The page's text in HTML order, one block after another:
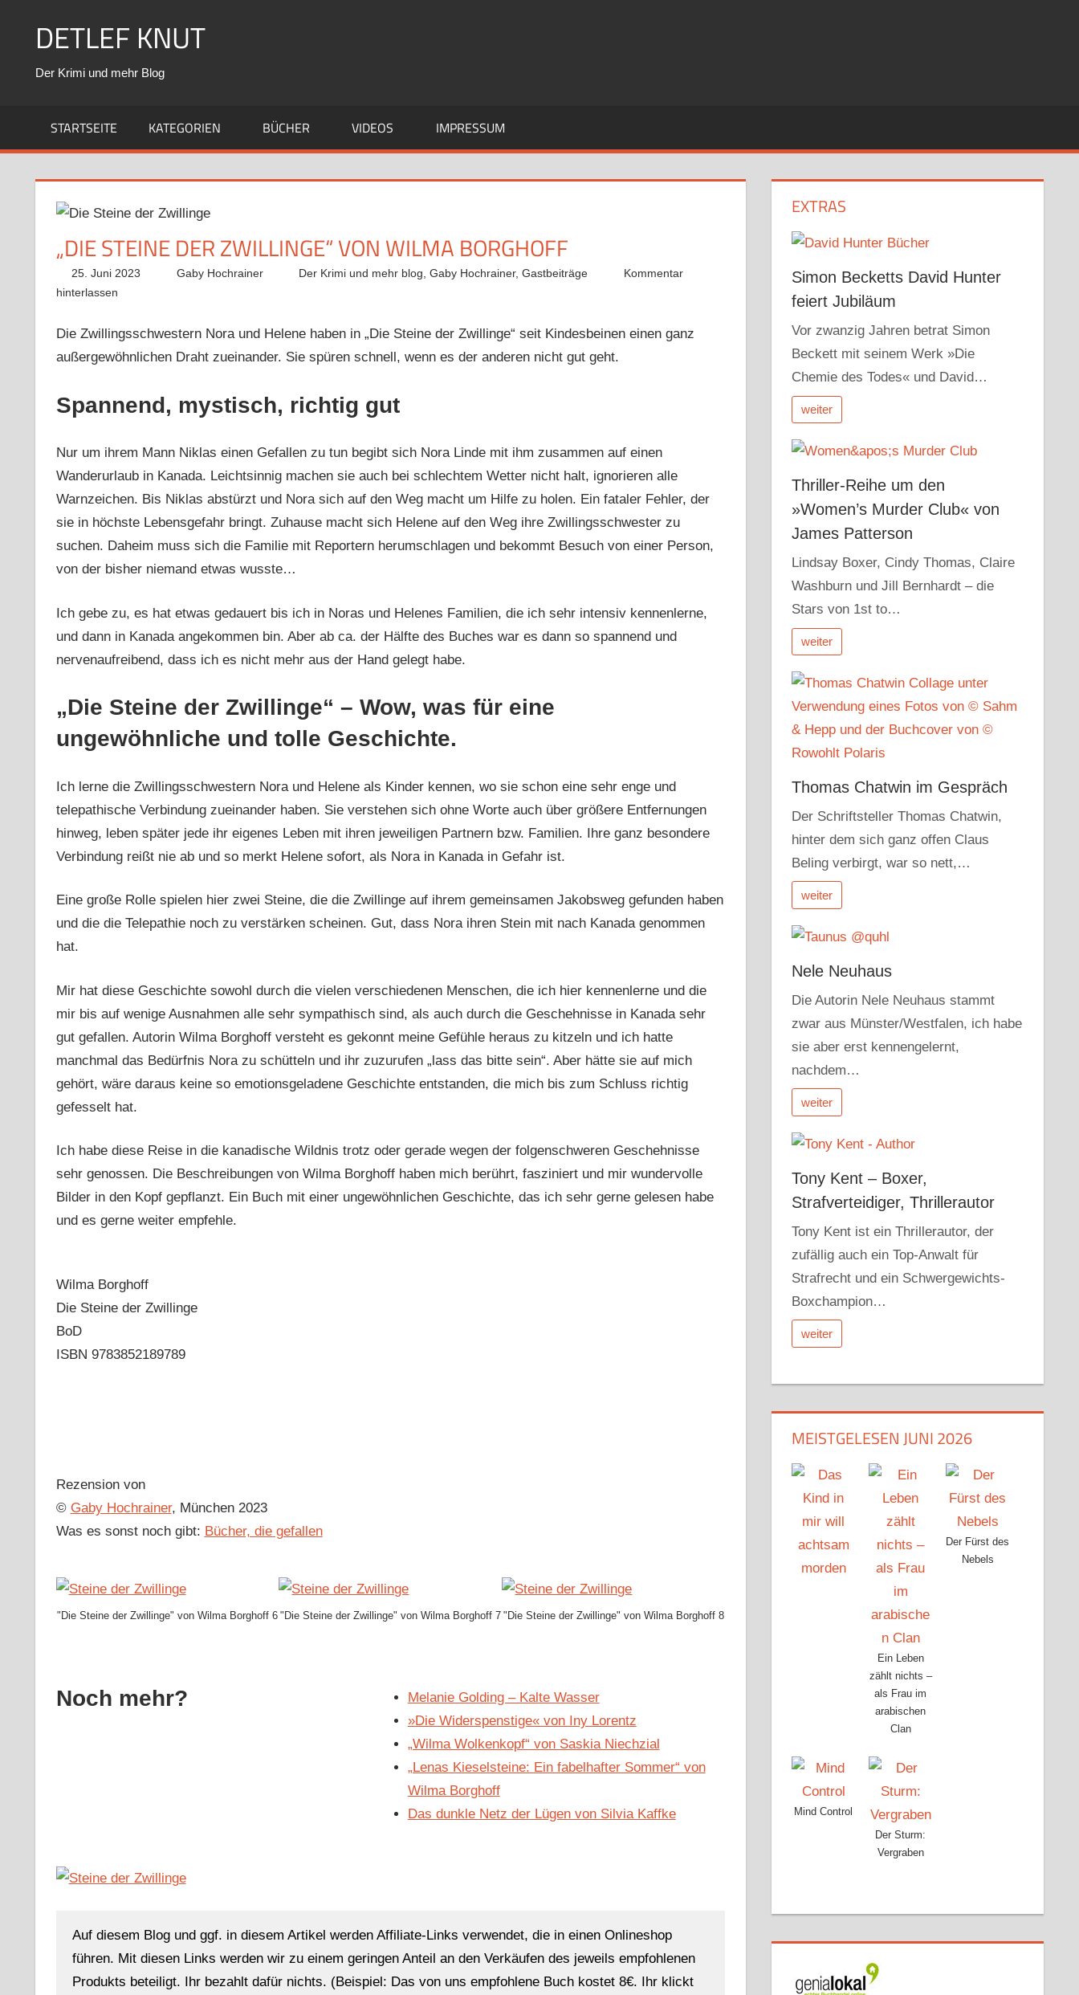
DETLEF KNUT
Der Krimi und mehr Blog
STARTSEITE KATEGORIEN BÜCHER VIDEOS IMPRESSUM
„DIE STEINE DER ZWILLINGE“ VON WILMA BORGHOFF
25. Juni 2023 Gaby Hochrainer Der Krimi und mehr blog ,Gaby Hochrainer,Gastbeiträge
Kommentar
hinterlassen
Die Zwillingsschwestern Nora und Helene haben in „Die Steine der Zwillinge“ seit Kindesbeinen einen ganz
außergewöhnlichen Draht zueinander. Sie spüren schnell, wenn es der anderen nicht gut geht.
Spannend, mystisch, richtig gut
Nur um ihrem Mann Niklas einen Gefallen zu tun begibt sich Nora Linde mit ihm zusammen auf einen
Wanderurlaub in Kanada. Leichtsinnig machen sie auch bei schlechtem Wetter nicht halt, ignorieren alle
Warnzeichen. Bis Niklas abstürzt und Nora sich auf den Weg macht um Hilfe zu holen. Ein fataler Fehler, der
sie in höchste Lebensgefahr bringt. Zuhause macht sich Helene auf den Weg ihre Zwillingsschwester zu
suchen. Daheim muss sich die Familie mit Reportern herumschlagen und bekommt Besuch von einer Person,
von der bisher niemand etwas wusste…
Ich gebe zu, es hat etwas gedauert bis ich in Noras und Helenes Familien, die ich sehr intensiv kennenlerne,
und dann in Kanada angekommen bin. Aber ab ca. der Hälfte des Buches war es dann so spannend und
nervenaufreibend, dass ich es nicht mehr aus der Hand gelegt habe.
„Die Steine der Zwillinge“ – Wow, was für eine
ungewöhnliche und tolle Geschichte.
Ich lerne die Zwillingsschwestern Nora und Helene als Kinder kennen, wo sie schon eine sehr enge und
telepathische Verbindung zueinander haben. Sie verstehen sich ohne Worte auch über größere Entfernungen
hinweg, leben später jede ihr eigenes Leben mit ihren jeweiligen Partnern bzw. Familien. Ihre ganz besondere
Verbindung reißt nie ab und so merkt Helene sofort, als Nora in Kanada in Gefahr ist.
Eine große Rolle spielen hier zwei Steine, die die Zwillinge auf ihrem gemeinsamen Jakobsweg gefunden haben
und die die Telepathie noch zu verstärken scheinen. Gut, dass Nora ihren Stein mit nach Kanada genommen
hat.
Mir hat diese Geschichte sowohl durch die vielen verschiedenen Menschen, die ich hier kennenlerne und die
mir bis auf wenige Ausnahmen alle sehr sympathisch sind, als auch durch die Geschehnisse in Kanada sehr
gut gefallen. Autorin Wilma Borghoff versteht es gekonnt meine Gefühle heraus zu kitzeln und ich hatte
manchmal das Bedürfnis Nora zu schütteln und ihr zuzurufen „lass das bitte sein“. Aber hätte sie auf mich
gehört, wäre daraus keine so emotionsgeladene Geschichte entstanden, die mich bis zum Schluss richtig
gefesselt hat.
Ich habe diese Reise in die kanadische Wildnis trotz oder gerade wegen der folgenschweren Geschehnisse
sehr genossen. Die Beschreibungen von Wilma Borghoff haben mich berührt, fasziniert und mir wundervolle
Bilder in den Kopf gepflanzt. Ein Buch mit einer ungewöhnlichen Geschichte, das ich sehr gerne gelesen habe
und es gerne weiter empfehle.
Wilma Borghoff
Die Steine der Zwillinge
BoD
ISBN 9783852189789
Rezension von
© Gaby Hochrainer, München 2023
Was es sonst noch gibt: Bücher, die gefallen
"Die Steine der Zwillinge" von Wilma Borghoff 6 "Die Steine der Zwillinge" von Wilma Borghoff 7 "Die Steine der Zwillinge" von Wilma Borghoff 8
Noch mehr?
Melanie Golding – Kalte Wasser
»Die Widerspenstige« von Iny Lorentz
„Wilma Wolkenkopf“ von Saskia Niechzial
„Lenas Kieselsteine: Ein fabelhafter Sommer“ von
Wilma Borghoff
Das dunkle Netz der Lügen von Silvia Kaffke
Auf diesem Blog und ggf. in diesem Artikel werden Affiliate-Links verwendet, die in einen Onlineshop
führen. Mit diesen Links werden wir zu einem geringen Anteil an den Verkäufen des jeweils empfohlenen
Produkts beteiligt. Ihr bezahlt dafür nichts. (Beispiel: Das von uns empfohlene Buch kostet 8€. Ihr klickt
EXTRAS
Simon Becketts David Hunter
feiert Jubiläum
Vor zwanzig Jahren betrat Simon
Beckett mit seinem Werk »Die
Chemie des Todes« und David…
weiter
Thriller-Reihe um den
»Women’s Murder Club« von
James Patterson
Lindsay Boxer, Cindy Thomas, Claire
Washburn und Jill Bernhardt – die
Stars von 1st to…
weiter
Thomas Chatwin im Gespräch
Der Schriftsteller Thomas Chatwin,
hinter dem sich ganz offen Claus
Beling verbirgt, war so nett,…
weiter
Nele Neuhaus
Die Autorin Nele Neuhaus stammt
zwar aus Münster/Westfalen, ich habe
sie aber erst kennengelernt,
nachdem…
weiter
Tony Kent – Boxer,
Strafverteidiger, Thrillerautor
Tony Kent ist ein Thrillerautor, der
zufällig auch ein Top-Anwalt für
Strafrecht und ein Schwergewichts-
Boxchampion…
weiter
MEISTGELESEN JUNI 2026
Ein Leben
zählt nichts –
als Frau im
arabischen
Clan
Der Fürst des
Nebels
Mind Control
Der Sturm:
Vergraben